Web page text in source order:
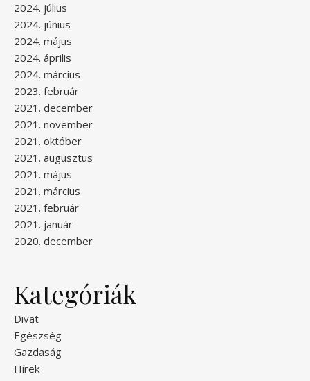
2024. július
2024. június
2024. május
2024. április
2024. március
2023. február
2021. december
2021. november
2021. október
2021. augusztus
2021. május
2021. március
2021. február
2021. január
2020. december
Kategóriák
Divat
Egészség
Gazdaság
Hírek